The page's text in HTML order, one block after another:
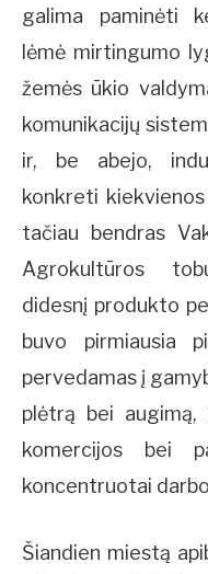
galima paminėti
lėmė mirtingumo
žemės ūkio
komunikacijų
ir, be abejo,
konkreti
tačiau bendras
Agrokultūros
didesnį produkto
buvo pirmiausia
pervedamas į
plėtrą bei augimą,
komercijos bei
koncentruotai
Šiandien miestą